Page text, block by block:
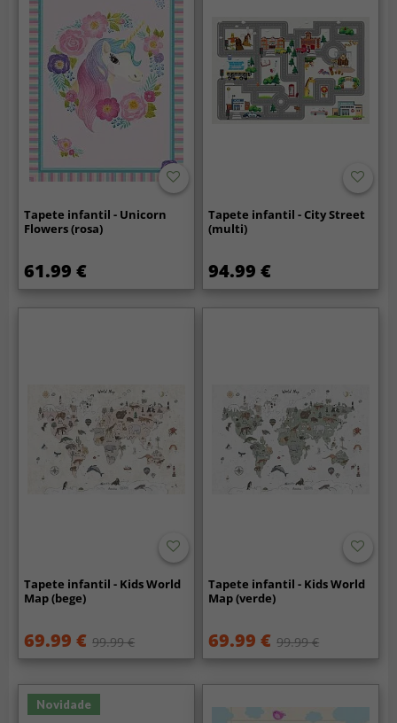
Tapete infantil - Unicorn
Flowers (rosa)
61.99 €
Tapete infantil - City Street
(multi)
94.99 €
Tapete infantil - Kids World
Map (bege)
69.99 € 99.99 €
Tapete infantil - Kids World
Map (verde)
69.99 € 99.99 €
Novidade